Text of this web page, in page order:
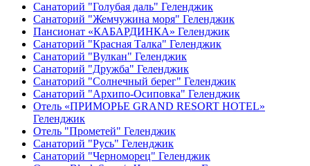
Санаторий "Голубая даль" Геленджик
Санаторий "Жемчужина моря" Геленджик
Пансионат «КАБАРДИНКА» Геленджик
Санаторий "Красная Талка" Геленджик
Санаторий "Вулкан" Геленджик
Санаторий "Дружба" Геленджик
Санаторий "Солнечный берег" Геленджик
Санаторий "Архипо-Осиповка" Геленджик
Отель «ПРИМОРЬЕ GRAND RESORT HOTEL»
Геленджик
Отель "Прометей" Геленджик
Санаторий "Русь" Геленджик
Санаторий "Черноморец" Геленджик